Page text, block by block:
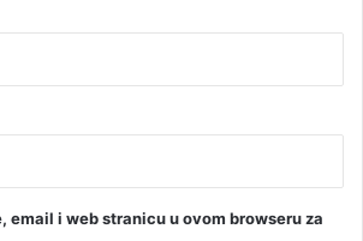
email i web stranicu u ovom browseru za